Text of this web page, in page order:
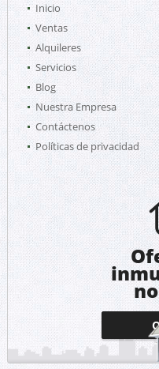
Inicio
Ventas
Alquileres
Servicios
Blog
Nuestra Empresa
Contáctenos
Políticas de privacidad